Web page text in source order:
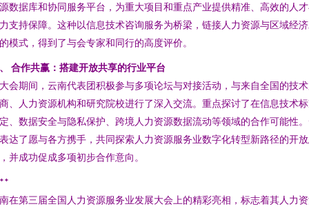
数据库和协同服务平台，为重大项目和重点产业提供精准、高效的人
支持保障。这种以信息技术咨询服务为桥梁，链接人力资源与区域经
模式，得到了与会专家和同行的高度评价。
合作共赢：搭建开放共享的行业平台
会期间，云南代表团积极参与多项论坛与对接活动，与来自全国的技
、人力资源机构和研究院校进行了深入交流。重点探讨了在信息技术
、数据安全与隐私保护、跨境人力资源数据流动等领域的合作可能性
达了愿与各方携手，共同探索人力资源服务业数字化转型新路径的开
并成功促成多项初步合作意向。
在第三届全国人力资源服务业发展大会上的精彩亮相，标志着其人力